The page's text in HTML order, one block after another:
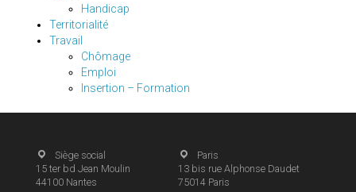
Handicap
Territorialité
Travail
Chômage
Emploi
Insertion – Formation
Siège social
15 ter bd Jean Moulin
44100 Nantes
Paris
13 bis rue Alphonse Daudet
75014 Paris